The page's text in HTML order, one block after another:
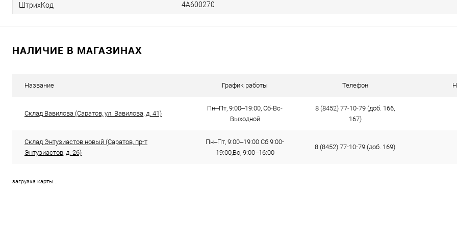
ШтрихКод 4А600270
НАЛИЧИЕ В МАГАЗИНАХ
Название График работы Телефон
Склад Вавилова (Саратов, ул. Вавилова, д. 41)
Пн–Пт, 9:00–19:00, Сб-Вс-
Выходной
8 (8452) 77-10-79 (доб. 166,
167)
Склад Энтузиастов новый (Саратов, пр-т
Энтузиастов, д. 26)
Пн–Пт, 9:00–19:00 Сб 9:00-
19:00,Вс, 9:00–16:00
8 (8452) 77-10-79 (доб. 169)
загрузка карты...